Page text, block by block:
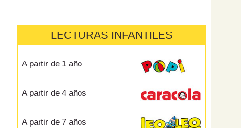
LECTURAS INFANTILES
A partir de 1 año
A partir de 4 años
A partir de 7 años